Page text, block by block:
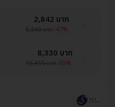
2,842 บาท
5,345 บาท -47%
8,330 บาท
18,455 บาท -55%